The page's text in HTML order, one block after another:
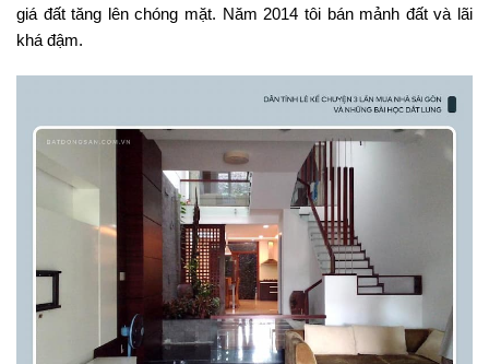
giá đất tăng lên chóng mặt. Năm 2014 tôi bán mảnh đất và lãi
khá đậm.